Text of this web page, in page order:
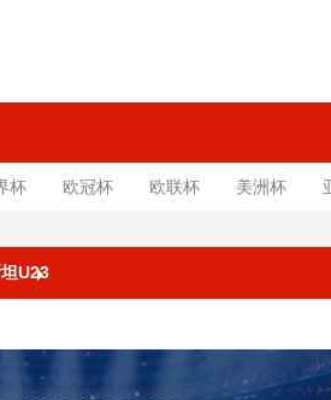
杯 欧冠杯 欧联杯 美洲杯
U23